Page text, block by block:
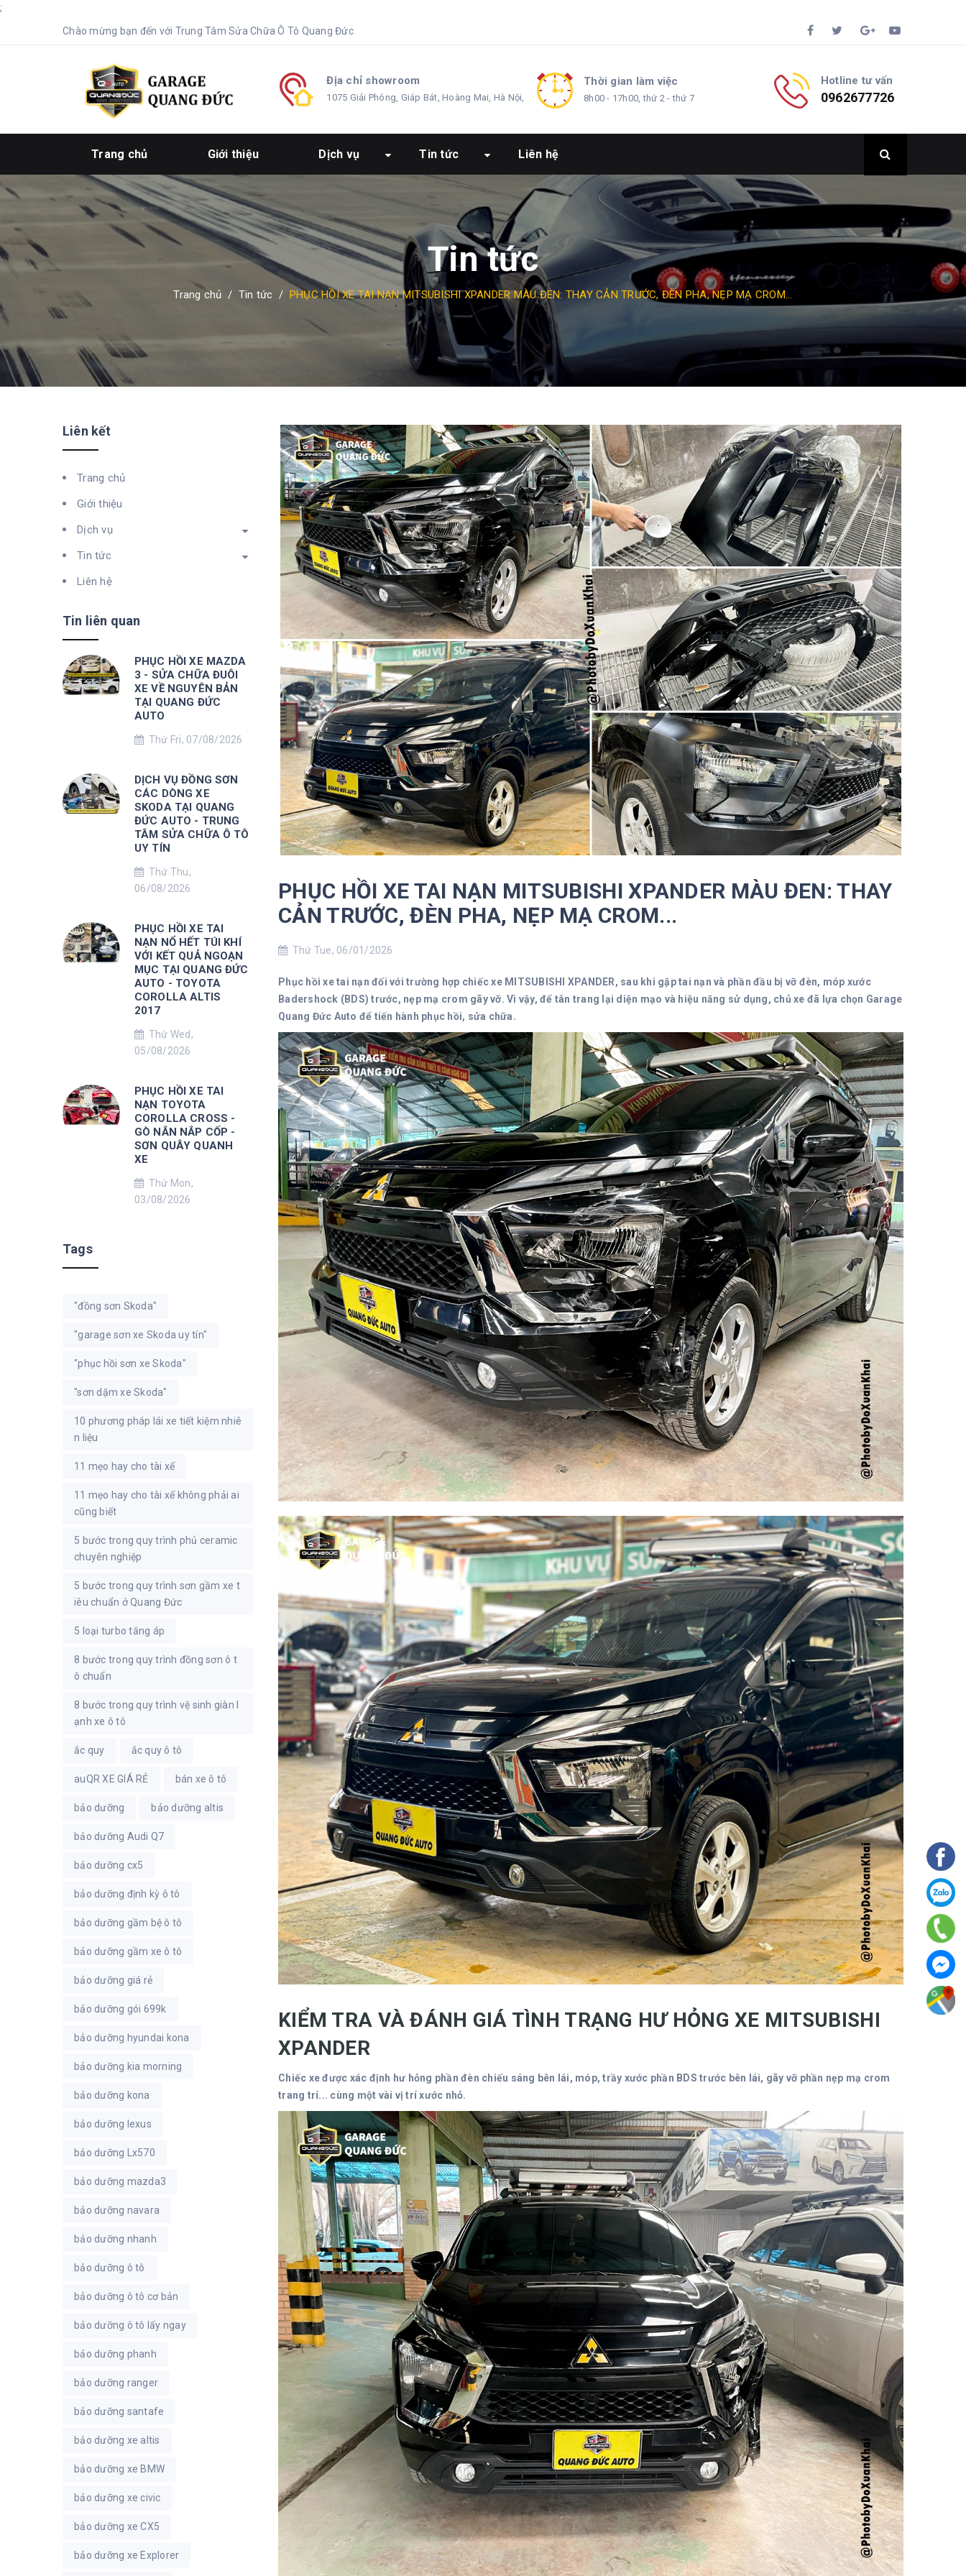
;
Chào mừng bạn đến với Trung Tâm Sửa Chữa Ô Tô Quang Đức
Địa chỉ showroom
1075 Giải Phóng, Giáp Bát, Hoàng Mai, Hà Nội,
Thời gian làm việc
8h00 - 17h00, thứ 2 - thứ 7
Hotline tư vấn
0962677726
Trang chủ Giới thiệu Dịch vụ Tin tức Liên hệ
Tin tức
Trang chủ / Tin tức / PHỤC HỒI XE TAI NẠN MITSUBISHI XPANDER MÀU ĐEN: THAY CẢN TRƯỚC, ĐÈN PHA, NẸP MẠ CROM...
PHỤC HỒI XE TAI NẠN MITSUBISHI XPANDER MÀU ĐEN: THAY
CẢN TRƯỚC, ĐÈN PHA, NẸP MẠ CROM...
Thứ Tue, 06/01/2026
Phục hồi xe tai nạn đối với trường hợp chiếc xe MITSUBISHI XPANDER, sau khi gặp tai nạn và phần đầu bị vỡ đèn, móp xước
Badershock (BDS) trước, nẹp mạ crom gãy vỡ. Vì vậy, để tân trang lại diện mạo và hiệu năng sử dụng, chủ xe đã lựa chọn Garage
Quang Đức Auto để tiến hành phục hồi, sửa chữa.
KIỂM TRA VÀ ĐÁNH GIÁ TÌNH TRẠNG HƯ HỎNG XE MITSUBISHI
XPANDER
Chiếc xe được xác định hư hỏng phần đèn chiếu sáng bên lái, móp, trầy xước phần BDS trước bên lái, gãy vỡ phần nẹp mạ crom
trang trí... cùng một vài vị trí xước nhỏ.
Liên kết
Trang chủ
Giới thiệu
Dịch vụ
Tin tức
Liên hệ
Tin liên quan
PHỤC HỒI XE MAZDA
3 - SỬA CHỮA ĐUÔI
XE VỀ NGUYÊN BẢN
TẠI QUANG ĐỨC
AUTO
Thứ Fri, 07/08/2026
DỊCH VỤ ĐỒNG SƠN
CÁC DÒNG XE
SKODA TẠI QUANG
ĐỨC AUTO - TRUNG
TÂM SỬA CHỮA Ô TÔ
UY TÍN
Thứ Thu,
06/08/2026
PHỤC HỒI XE TAI
NẠN NỔ HẾT TÚI KHÍ
VỚI KẾT QUẢ NGOẠN
MỤC TẠI QUANG ĐỨC
AUTO - TOYOTA
COROLLA ALTIS
2017
Thứ Wed,
05/08/2026
PHỤC HỒI XE TAI
NẠN TOYOTA
COROLLA CROSS -
GÒ NẮN NẮP CỐP -
SƠN QUÂY QUANH
XE
Thứ Mon,
03/08/2026
Tags
"đồng sơn Skoda"
"garage sơn xe Skoda uy tín"
"phục hồi sơn xe Skoda"
"sơn dặm xe Skoda"
10 phương pháp lái xe tiết kiệm nhiê
n liệu
11 mẹo hay cho tài xế
11 mẹo hay cho tài xế không phải ai
cũng biết
5 bước trong quy trình phủ ceramic
chuyên nghiệp
5 bước trong quy trình sơn gầm xe t
iêu chuẩn ở Quang Đức
5 loại turbo tăng áp
8 bước trong quy trình đồng sơn ô t
ô chuẩn
8 bước trong quy trình vệ sinh giàn l
ạnh xe ô tô
ắc quy ắc quy ô tô
auQR XE GIÁ RẺ bán xe ô tô
bảo dưỡng bảo dưỡng altis
bảo dưỡng Audi Q7
bảo dưỡng cx5
bảo dưỡng định kỳ ô tô
bảo dưỡng gầm bệ ô tô
bảo dưỡng gầm xe ô tô
bảo dưỡng giá rẻ
bảo dưỡng gói 699k
bảo dưỡng hyundai kona
bảo dưỡng kia morning
bảo dưỡng kona
bảo dưỡng lexus
bảo dưỡng Lx570
bảo dưỡng mazda3
bảo dưỡng navara
bảo dưỡng nhanh
bảo dưỡng ô tô
bảo dưỡng ô tô cơ bản
bảo dưỡng ô tô lấy ngay
bảo dưỡng phanh
bảo dưỡng ranger
bảo dưỡng santafe
bảo dưỡng xe altis
bảo dưỡng xe BMW
bảo dưỡng xe civic
bảo dưỡng xe CX5
bảo dưỡng xe Explorer